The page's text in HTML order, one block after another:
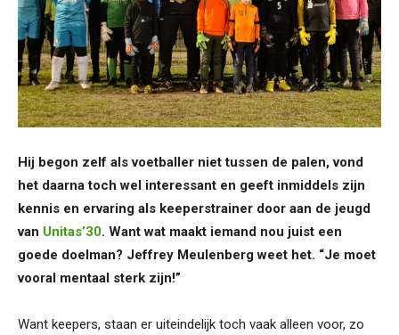
Hij begon zelf als voetballer niet tussen de palen, vond
het daarna toch wel interessant en geeft inmiddels zijn
kennis en ervaring als keeperstrainer door aan de jeugd
van Unitas’30. Want wat maakt iemand nou juist een
goede doelman? Jeffrey Meulenberg weet het. “Je moet
vooral mentaal sterk zijn!”
Want keepers, staan er uiteindelijk toch vaak alleen voor, zo